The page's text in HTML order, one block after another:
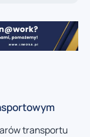
transportu